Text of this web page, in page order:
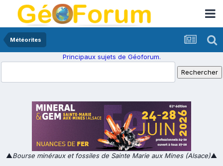
Météorites
Principaux sujets de Géoforum.
▲Bourse minéraux et fossiles de Sainte Marie aux Mines (Alsace)▲